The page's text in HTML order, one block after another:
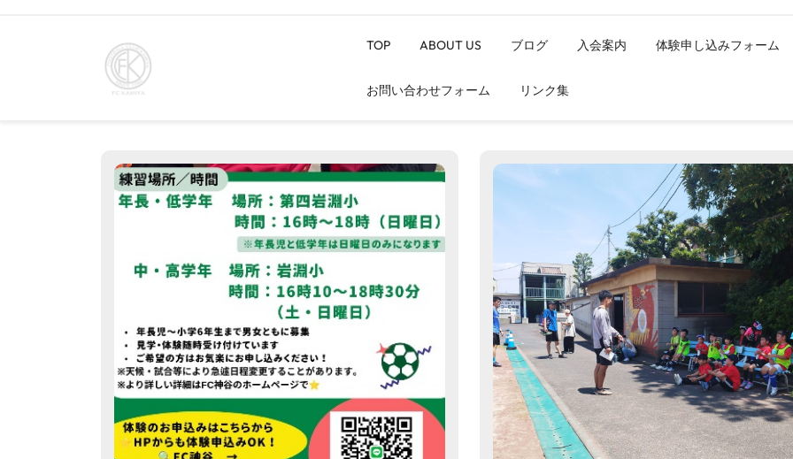
TOP ABOUT US ブログ 入会案内 体験申し込みフォーム
お問い合わせフォーム リンク集